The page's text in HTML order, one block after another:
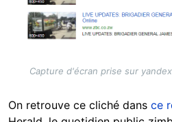
Capture d'écran prise sur
On retrouve ce cliché dans ce